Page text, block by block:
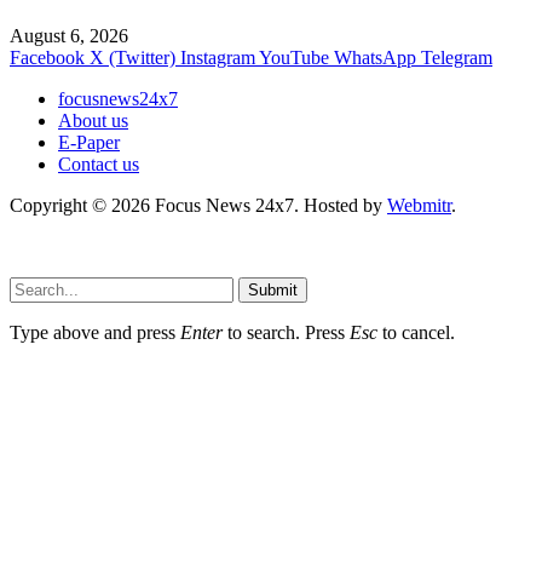
August 6, 2026
Facebook X (Twitter) InstagramYouTube WhatsApp Telegram
focusnews24x7
About us
E-Paper
Contact us
Copyright © 2026 Focus News 24x7. Hosted by Webmitr.
Submit
Type above and press Enterto search. Press Esc to cancel.